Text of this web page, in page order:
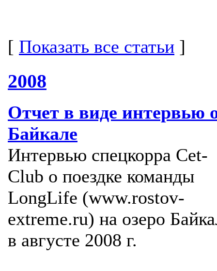
[ Показать все статьи ]
2008
Отчет в виде интервью
Байкале
Интервью спецкорра Cet-
Club о поездке команды
LongLife (www.rostov-
extreme.ru) на озеро
в августе 2008 г.